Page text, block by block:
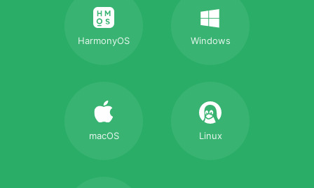
HarmonyOS Windows
macOS Linux